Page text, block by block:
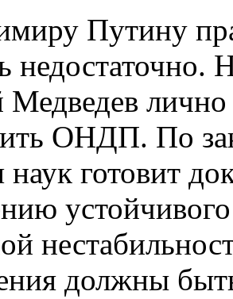
Путину
недостаточно.
ОНДП. По
наук готовит
должны